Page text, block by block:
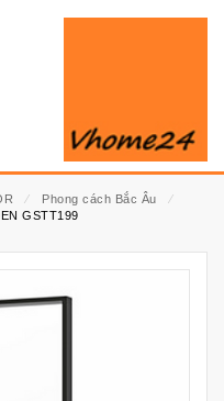
⁄ Phong cách Bắc Âu
⁄
GSTT199